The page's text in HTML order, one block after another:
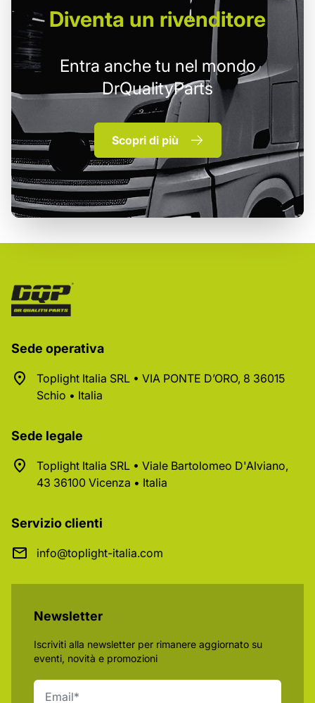
Diventa un rivenditore
Entra anche tu nel mondo
DrQualityParts
Scopri di più
Sede operativa
Toplight Italia SRL • VIA PONTE D’ORO, 8 36015
Schio • Italia
Sede legale
Toplight Italia SRL • Viale Bartolomeo D'Alviano,
43 36100 Vicenza • Italia
Servizio clienti
info@toplight-italia.com
Newsletter
Iscriviti alla newsletter per rimanere aggiornato su
eventi, novità e promozioni